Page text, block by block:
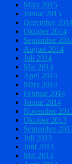
März 2015
Januar 2015
Dezember
Oktober 2014
September
August 2014
Juli 2014
Mai 2014
April 2014
März 2014
Februar 2014
Januar 2014
November
Oktober 2013
September
Juli 2013
Juni 2013
Mai 2013